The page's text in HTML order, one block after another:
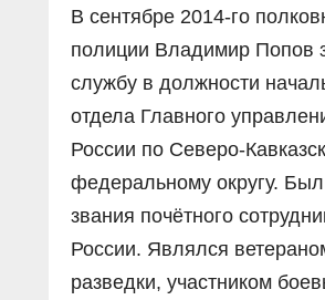
В сентябре 2014-го
полиции Владимир Попов
службу в должности
отдела Главного
России по Северо-
федеральному округу. Был
звания почётного
России. Являлся
разведки, участником